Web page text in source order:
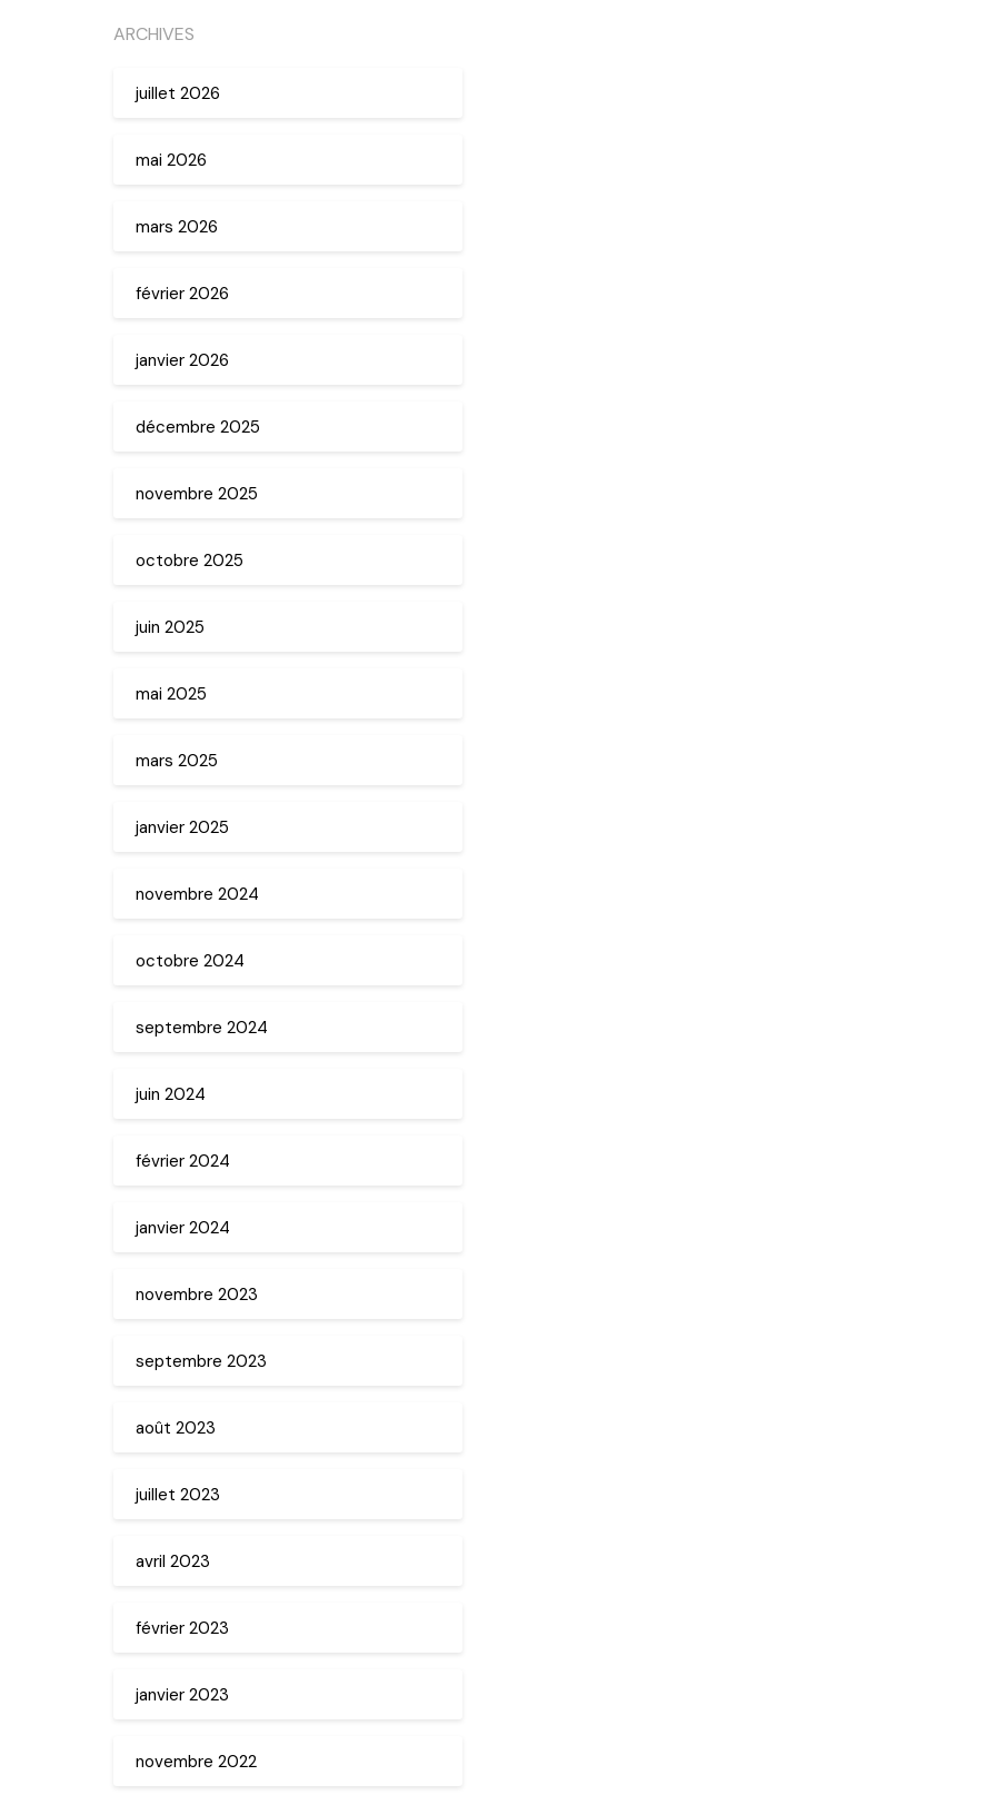
ARCHIVES
juillet 2026
mai 2026
mars 2026
février 2026
janvier 2026
décembre 2025
novembre 2025
octobre 2025
juin 2025
mai 2025
mars 2025
janvier 2025
novembre 2024
octobre 2024
septembre 2024
juin 2024
février 2024
janvier 2024
novembre 2023
septembre 2023
août 2023
juillet 2023
avril 2023
février 2023
janvier 2023
novembre 2022